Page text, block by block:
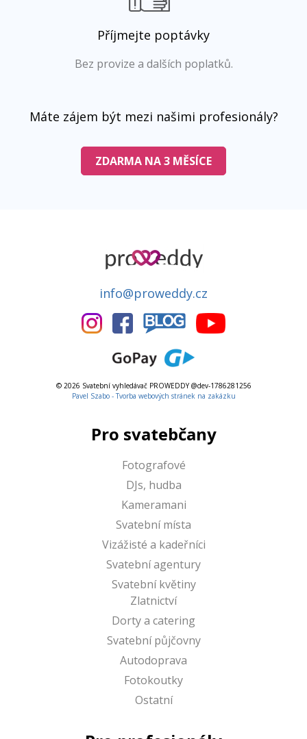
Příjmejte poptávky
Bez provize a dalších poplatků.
Máte zájem být mezi našimi profesionály?
ZDARMA NA 3 MĚSÍCE
info@proweddy.cz
© 2026 Svatební vyhledávač PROWEDDY @dev-1786281256
Pavel Szabo - Tvorba webových stránek na zakázku
Pro svatebčany
Fotografové
DJs, hudba
Kameramani
Svatební místa
Vizážisté a kadeřníci
Svatební agentury
Svatební květiny
Zlatnictví
Dorty a catering
Svatební půjčovny
Autodoprava
Fotokoutky
Ostatní